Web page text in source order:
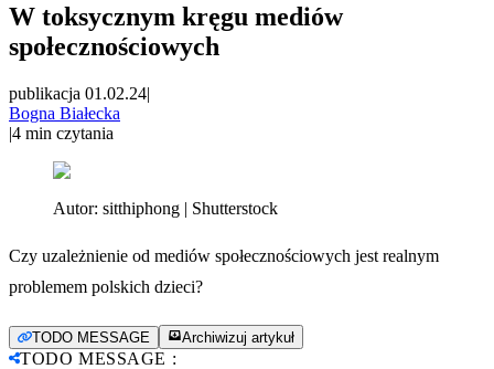
W toksycznym kręgu mediów
społecznościowych
publikacja 01.02.24|
Bogna Białecka
|4 min czytania
Autor: sitthiphong | Shutterstock
Czy uzależnienie od mediów społecznościowych jest realnym
problemem polskich dzieci?
TODO MESSAGE Archiwizuj artykuł
TODO MESSAGE :